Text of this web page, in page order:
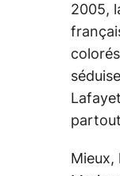
2005,
Mieux,